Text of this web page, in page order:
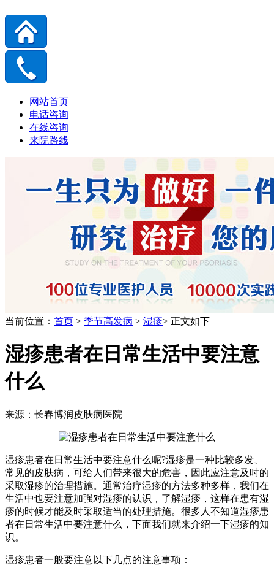
网站首页
电话咨询
在线咨询
来院路线
当前位置： 首页 > 季节高发病 > 湿疹> 正文如下
湿疹患者在日常生活中要注意
什么
来源：长春博润皮肤病医院
湿疹患者在日常生活中要注意什么呢?湿疹是一种比较多发、
常见的皮肤病，可给人们带来很大的危害，因此应注意及时的
采取湿疹的治理措施。通常治疗湿疹的方法多种多样，我们在
生活中也要注意加强对湿疹的认识，了解湿疹，这样在患有湿
疹的时候才能及时采取适当的处理措施。很多人不知道湿疹患
者在日常生活中要注意什么，下面我们就来介绍一下湿疹的知
识。
湿疹患者一般要注意以下几点的注意事项：